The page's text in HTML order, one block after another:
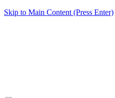
Skip to Main Content (Press Enter)